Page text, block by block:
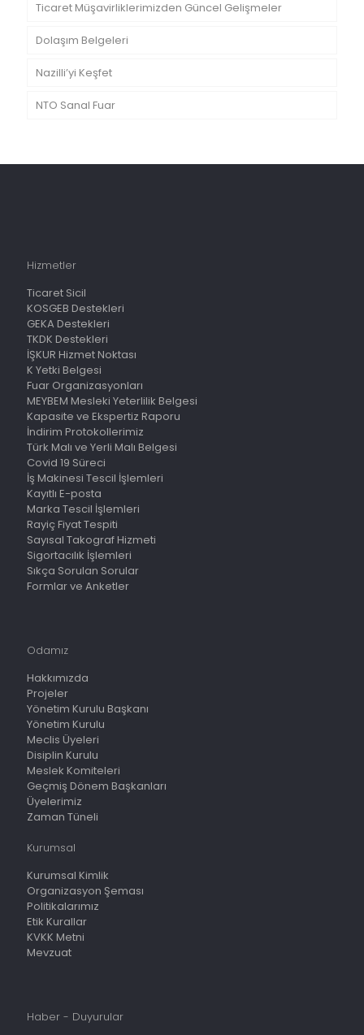
Ticaret Müşavirliklerimizden Güncel Gelişmeler
Dolaşım Belgeleri
Nazilli’yi Keşfet
NTO Sanal Fuar
Hizmetler
Ticaret Sicil
KOSGEB Destekleri
GEKA Destekleri
TKDK Destekleri
İŞKUR Hizmet Noktası
K Yetki Belgesi
Fuar Organizasyonları
MEYBEM Mesleki Yeterlilik Belgesi
Kapasite ve Ekspertiz Raporu
İndirim Protokollerimiz
Türk Malı ve Yerli Malı Belgesi
Covid 19 Süreci
İş Makinesi Tescil İşlemleri
Kayıtlı E-posta
Marka Tescil İşlemleri
Rayiç Fiyat Tespiti
Sayısal Takograf Hizmeti
Sigortacılık İşlemleri
Sıkça Sorulan Sorular
Formlar ve Anketler
Odamız
Hakkımızda
Projeler
Yönetim Kurulu Başkanı
Yönetim Kurulu
Meclis Üyeleri
Disiplin Kurulu
Meslek Komiteleri
Geçmiş Dönem Başkanları
Üyelerimiz
Zaman Tüneli
Kurumsal
Kurumsal Kimlik
Organizasyon Şeması
Politikalarımız
Etik Kurallar
KVKK Metni
Mevzuat
Haber - Duyurular